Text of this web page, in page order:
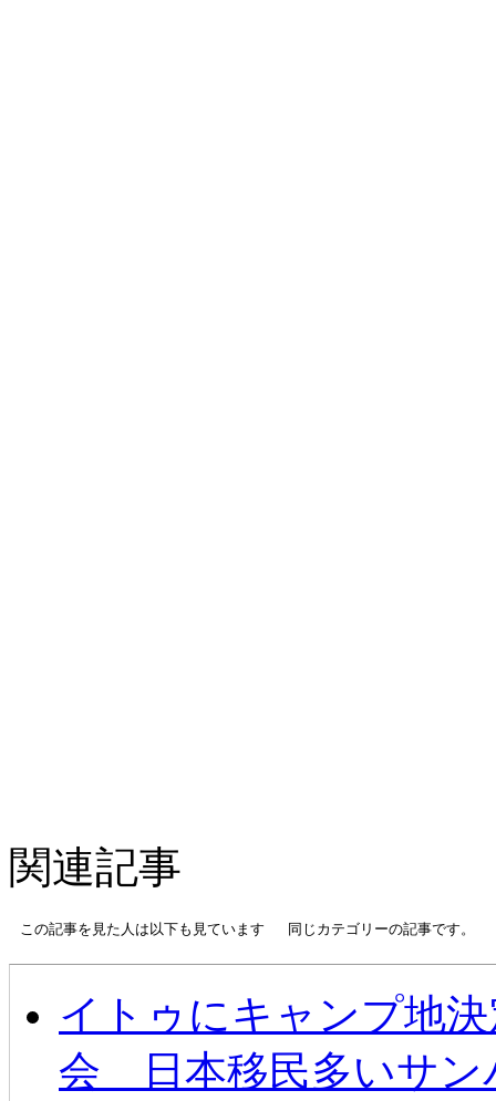
関連記事
この記事を見た人は以下も見ています 同じカテゴリーの記事です。
イトゥにキャンプ地
会 日本移民多いサン